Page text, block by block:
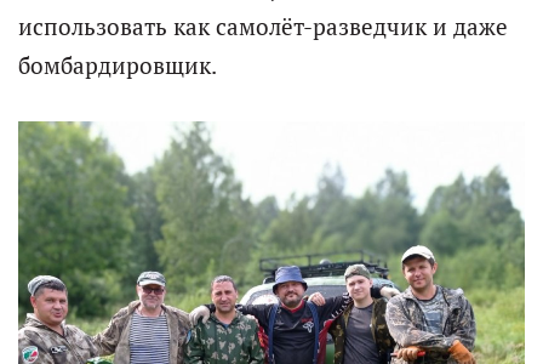
использовать как самолёт-разведчик и даже
бомбардировщик.